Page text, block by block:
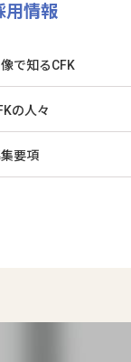
用情報
で知るCFK
の人々
要項